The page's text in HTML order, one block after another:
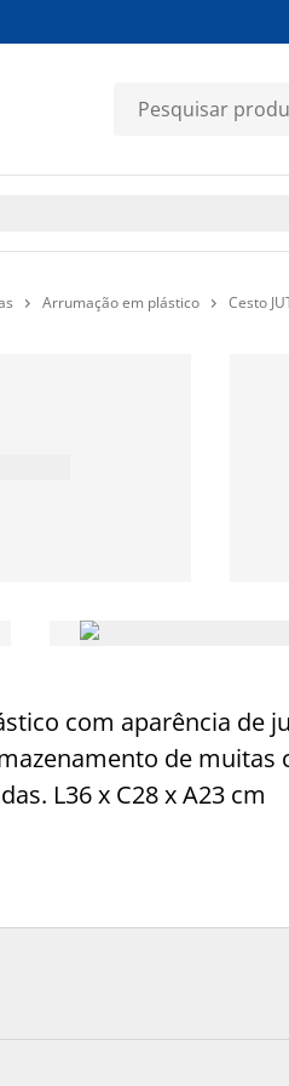
 Arrumação em plástico  Cesto
com aparência de
de muitas
L36 x C28 x A23 cm